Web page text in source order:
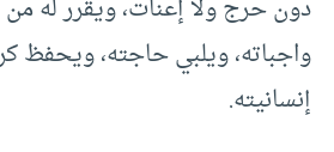
دون حرج ولا إعنات، ويقرر له
واجباته، ويلبي حاجته، ويحفظ
إنسانيته.